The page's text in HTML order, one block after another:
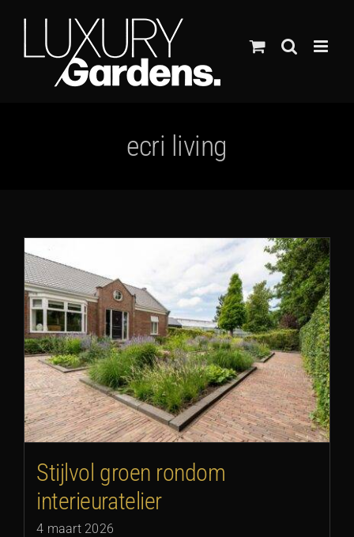
inhoud
ecri living
Stijlvol groen rondom
interieuratelier
4 maart 2026